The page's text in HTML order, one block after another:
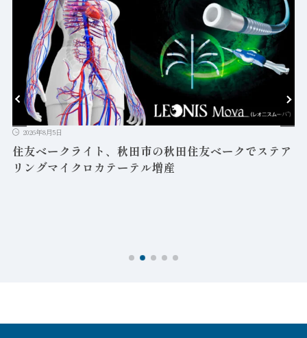
2026年8月5日
住友ベークライト、秋田市の秋田住友ベークでステア
リングマイクロカテーテル増産